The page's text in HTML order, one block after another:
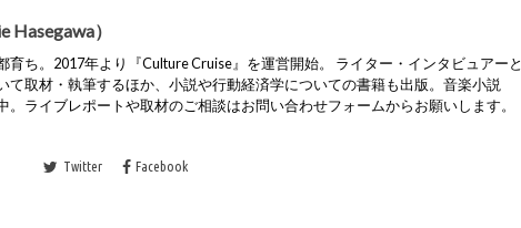
Hasegawa）
育ち。2017年より『Culture Cruise』を運営開始。 ライター・インタビュアーと
て取材・執筆するほか、小説や行動経済学についての書籍も出版。音楽小説
。ライブレポートや取材のご相談はお問い合わせフォームからお願いします。
Twitter Facebook